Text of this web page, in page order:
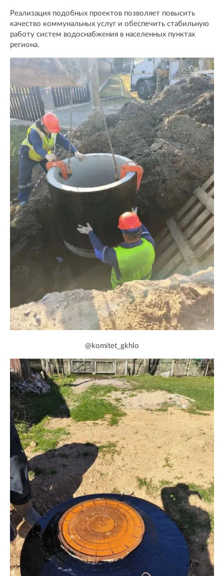
Реализация подобных проектов позволяет повысить
качество коммунальных услуг и обеспечить стабильную
работу систем водоснабжения в населенных пунктах
региона.
@komitet_gkhlo